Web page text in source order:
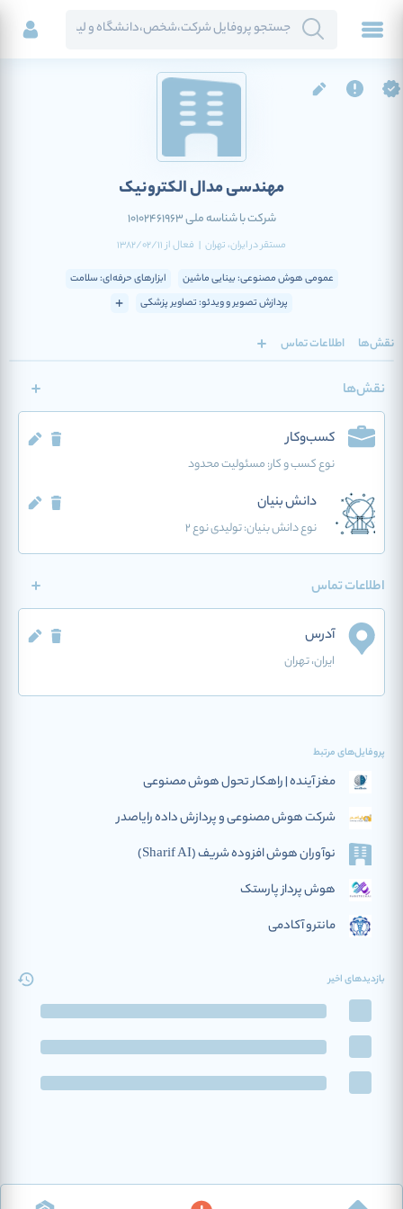
مهندسی مدال الکترونیک
شرکت با شناسه ملی 10102461963
مستقر درایران، تهران | فعالاز 1382/02/11
عمومی هوش مصنوعی: بینایی ماشین
ابزارهای حرفه‌ای: سلامت
پردازش تصویر و ویدئو: تصاویر پزشکی
نقش‌ها اطلاعات تماس
نقش‌ها
کسب‌وکار
نوع کسب و کار:مسئولیت محدود
دانش بنیان
نوع دانش بنیان: تولیدی نوع 2
اطلاعات تماس
آدرس
ایران، تهران
پروفایل‌های مرتبط
مغز آینده | راهکار تحول هوش مصنوعی
شرکت هوش مصنوعی و پردازش داده رایاصدر
نوآوران هوش افزوده‌ شریف (Sharif AI)
هوش پرداز پارستک
مانترو آکادمی
بازدیدهای اخیر